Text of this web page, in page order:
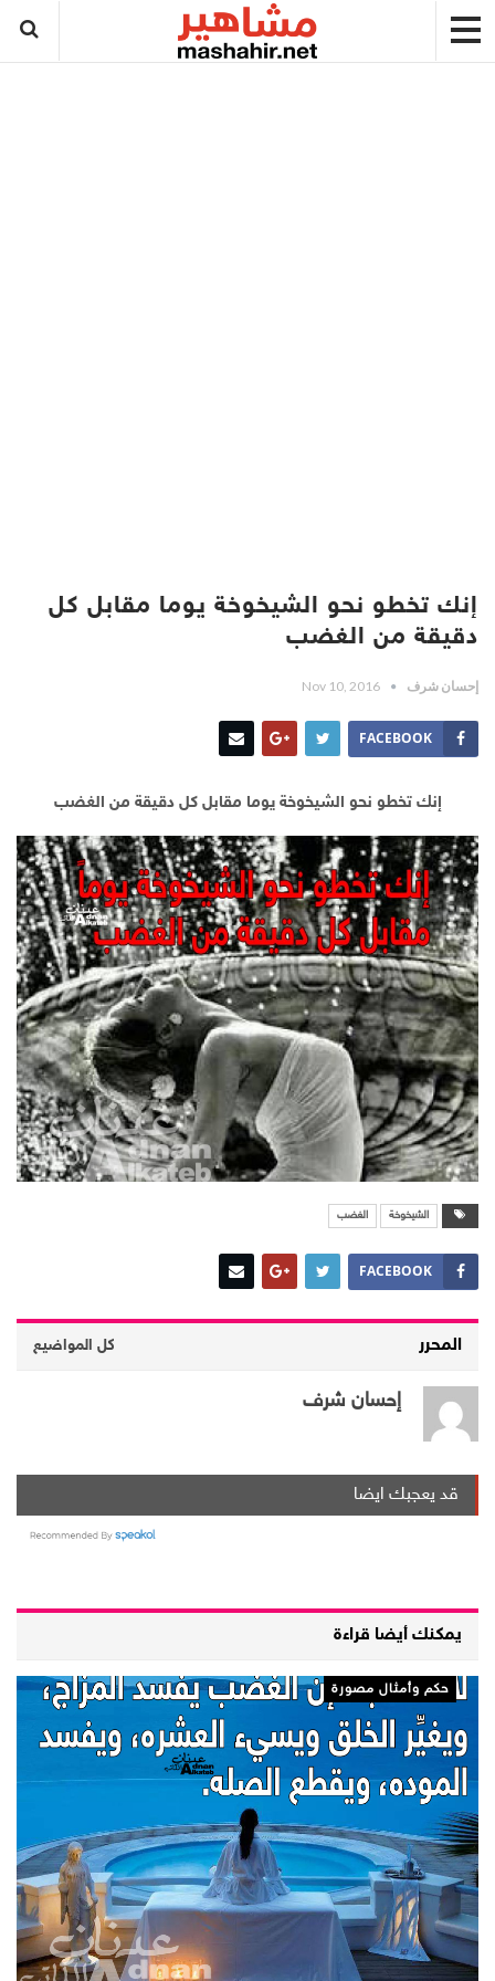
إنك تخطو نحو الشيخوخة يوما مقابل كل
دقيقة من الغضب
إحسان شرف Nov 10, 2016
FACEBOOK
إنك تخطو نحو الشيخوخة يوما مقابل كل دقيقة من الغضب
الشيخوخة الغضب
FACEBOOK
المحرر كل المواضيع
إحسان شرف
قد يعجبك ايضا
يمكنك أيضا قراءة
حكم وأمثال مصورة